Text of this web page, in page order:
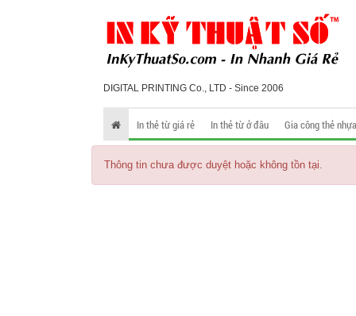
DIGITAL PRINTING Co., LTD - Since 2006
In thẻ từ giá rẻ In thẻ từ ở đâu Gia công thẻ nhựa
Thông tin chưa được duyệt hoặc không tồn tại.